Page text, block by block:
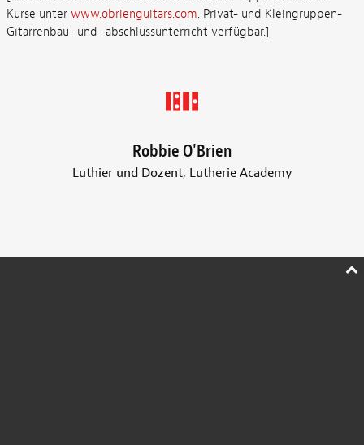
Kurse unter www.obrienguitars.com. Privat- und Kleingruppen-
Gitarrenbau- und -abschlussunterricht verfügbar.]
Robbie O'Brien
Luthier und Dozent, Lutherie Academy